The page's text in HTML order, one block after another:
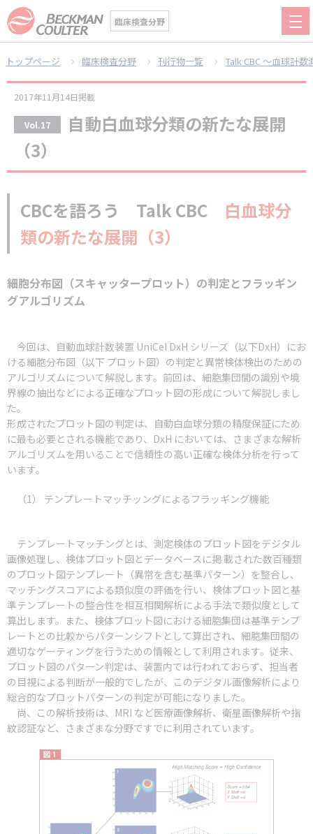
臨床検査分野
トップページ 臨床検査分野 刊行物一覧 Talk CBC ～血球計
2017年11月14日掲載
Vol.17
自動白血球分類の新たな展開
（3）
CBCを語ろう Talk CBC 白血球分
類の新たな展開（3）
細胞分布図（スキャッタープロット）の判定とフラッギン
グアルゴリズム
今回は、自動血球計数装置 UniCel DxH シリーズ（以下DxH）にお
ける細胞分布図（以下 プロット図）の判定と異常検体検出のための
アルゴリズムについて解説します。前回は、細胞集団間の識別や境
界線の抽出などによる正確なプロット図の形成について解説しまし
た。
形成されたプロット図の判定は、自動白血球分類の精度保証にため
に最も必要とされる機能であり、DxH においては、さまざまな解析
アルゴリズムを用いることで信頼性の高い正確な検体分析を行って
います。
（1） テンプレートマッチッングによるフラッギング機能
テンプレートマッチングとは、測定検体のプロット図をデジタル
画像処理し、検体プロット図とデータベースに掲 載された数百種類
のプロット図テンプレート（異常を含む基準パターン）を整合し、
マッチングスコアによる類似度の評価を行い、検体プロット図と基
準テンプレートの整合性を相互相関解析による手法で類似度として
算出します。また、検体プロット図における細胞集団は基準テンプ
レートとの比較からパターンシフトとして算出され、細胞集団間の
適切なゲーティングを行うための情報として利用されます。従来、
プロット図のパターン判定は、装置内では行われておらず、担当者
の目視による判断が一般的でしたが、このデジタル画像解析により
総合的なプロットパターンの判定が可能になりました。
尚、この解析技術は、MRI など医療画像解析、衛星画像解析や指
紋認証など、さまざまな分野ですでに利用されています。